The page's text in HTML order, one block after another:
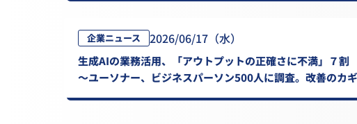
企業ニュース 2026/06/17（水）
生成AIの業務活用、「アウトプットの正確さに不満」７割
～ユーソナー、ビジネスパーソン500人に調査。改善のカ